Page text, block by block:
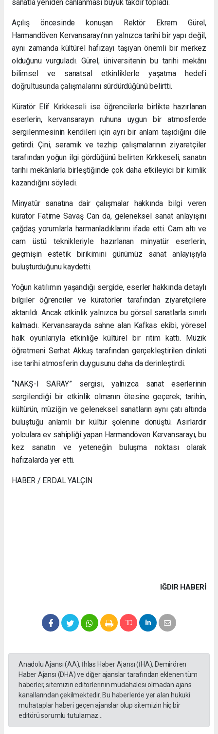
sanatla yeniden canlanması büyük takdir topladı.
Açılış öncesinde konuşan Rektör Ekrem Gürel,
Harmandöven Kervansarayı’nın yalnızca tarihi bir yapı değil,
aynı zamanda kültürel hafızayı taşıyan önemli bir merkez
olduğunu vurguladı. Gürel, üniversitenin bu tarihi mekânı
bilimsel ve sanatsal etkinliklerle yaşatma hedefi
doğrultusunda çalışmalarını sürdürdüğünü belirtti.
Küratör Elif Kırkkeseli ise öğrencilerle birlikte hazırlanan
eserlerin, kervansarayın ruhuna uygun bir atmosferde
sergilenmesinin kendileri için ayrı bir anlam taşıdığını dile
getirdi. Çini, seramik ve tezhip çalışmalarının ziyaretçiler
tarafından yoğun ilgi gördüğünü belirten Kırkkeseli, sanatın
tarihi mekânlarla birleştiğinde çok daha etkileyici bir kimlik
kazandığını söyledi.
Minyatür sanatına dair çalışmalar hakkında bilgi veren
küratör Fatime Savaş Can da, geleneksel sanat anlayışını
çağdaş yorumlarla harmanladıklarını ifade etti. Cam altı ve
cam üstü teknikleriyle hazırlanan minyatür eserlerin,
geçmişin estetik birikimini günümüz sanat anlayışıyla
buluşturduğunu kaydetti.
Yoğun katılımın yaşandığı sergide, eserler hakkında detaylı
bilgiler öğrenciler ve küratörler tarafından ziyaretçilere
aktarıldı. Ancak etkinlik yalnızca bu görsel sanatlarla sınırlı
kalmadı. Kervansarayda sahne alan Kafkas ekibi, yöresel
halk oyunlarıyla etkinliğe kültürel bir ritim kattı. Müzik
öğretmeni Serhat Akkuş tarafından gerçekleştirilen dinleti
ise tarihi atmosferin duygusunu daha da derinleştirdi.
“NAKŞ-I SARAY” sergisi, yalnızca sanat eserlerinin
sergilendiği bir etkinlik olmanın ötesine geçerek; tarihin,
kültürün, müziğin ve geleneksel sanatların aynı çatı altında
buluştuğu anlamlı bir kültür şölenine dönüştü. Asırlardır
yolculara ev sahipliği yapan Harmandöven Kervansarayı, bu
kez sanatın ve yeteneğin buluşma noktası olarak
hafızalarda yer etti.
HABER / ERDAL YALÇIN
IĞDIR HABERİ
Anadolu Ajansı (AA), İhlas Haber Ajansı (İHA), Demirören
Haber Ajansı (DHA) ve diğer ajanslar tarafından eklenen tüm
haberler, sitemizin editörlerinin müdahalesi olmadan ajans
kanallarından çekilmektedir. Bu haberlerde yer alan hukuki
muhataplar haberi geçen ajanslar olup sitemizin hiç bir
editörü sorumlu tutulamaz...